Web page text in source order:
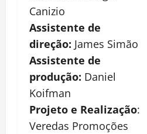
Canizio
Assistente de
direção: James Simão
Assistente de
produção: Daniel
Koifman
Projeto e Realização:
Veredas Promoções